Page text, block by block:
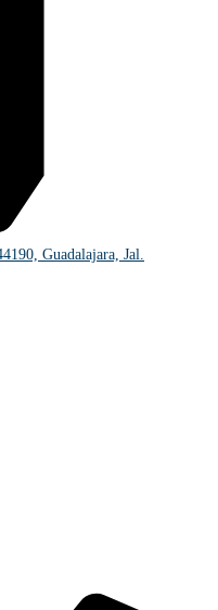
Guadalajara, Jal.